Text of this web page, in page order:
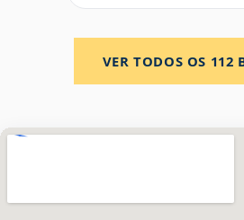
VER TODOS OS 112